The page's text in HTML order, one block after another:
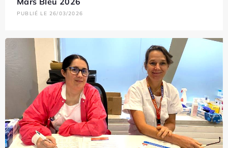
PUBLIÉ LE 26/03/2026